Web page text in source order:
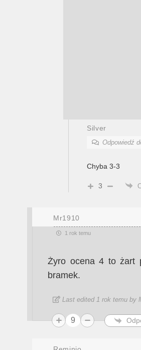
Silver
Odpowiedź
Chyba 3-3
3
Mr1910
1 rok temu
Żyro ocena 4 to żart
bramek.
Last edited 1 rok temu by
9